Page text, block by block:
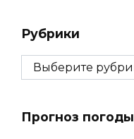
Рубрики
Рубрики
Прогноз погоды